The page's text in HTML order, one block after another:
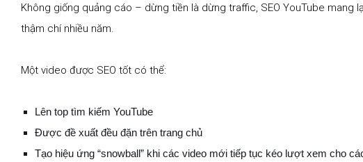
Không giống quảng cáo – dừng tiền là dừng traffic, SEO YouTube mang
thậm chí nhiều năm.
Một video được SEO tốt có thể:
Lên top tìm kiếm YouTube
Được đề xuất đều đặn trên trang chủ
Tạo hiệu ứng “snowball” khi các video mới tiếp tục kéo lượt xem cho